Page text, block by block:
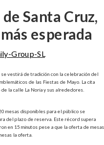
Santa Cruz,
esperada
Group-SL
se vestirá de tradición con la celebración del
de las Fiestas de Mayo. La cita
la calle La Noria y sus alrededores.
mesas disponibles para el público se
del plazo de reserva. Este récord supera
en 15 minutos pese a que la oferta de mesas
la oferta.